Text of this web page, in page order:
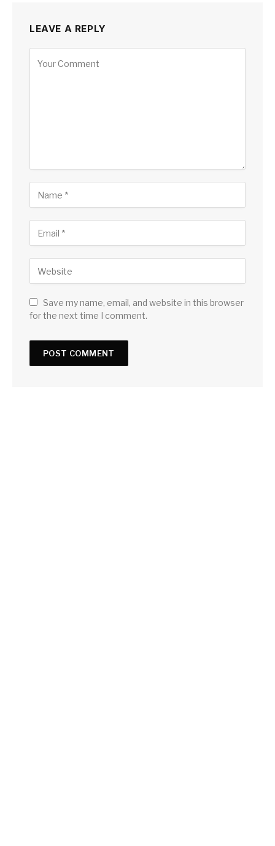
LEAVE A REPLY
Save my name, email, and website in this browser
for the next time I comment.